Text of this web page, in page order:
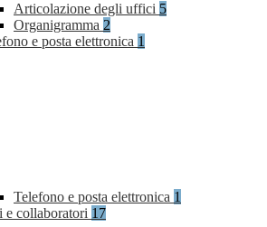
Articolazione degli uffici 5
Organigramma 2
e posta elettronica 1
Telefono e posta elettronica 1
e collaboratori 17